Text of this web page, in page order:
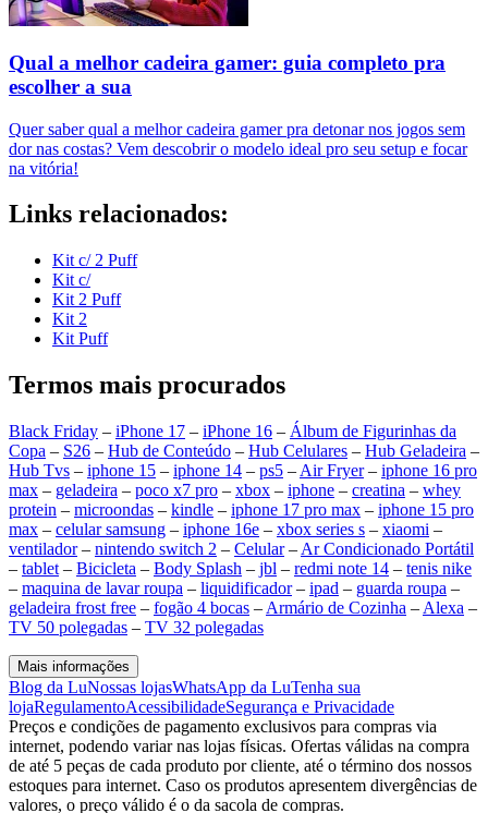
Qual a melhor cadeira gamer: guia completo pra
escolher a sua
Quer saber qual a melhor cadeira gamer pra detonar nos jogos sem
dor nas costas? Vem descobrir o modelo ideal pro seu setup e focar
na vitória!
Links relacionados:
Kit c/ 2 Puff
Kit c/
Kit 2 Puff
Kit 2
Kit Puff
Termos mais procurados
Black Friday – iPhone 17 – iPhone 16 – Álbum de Figurinhas da
Copa – S26 – Hub de Conteúdo – Hub Celulares – Hub Geladeira –
Hub Tvs – iphone 15 – iphone 14 – ps5 – Air Fryer– iphone 16 pro
max – geladeira – poco x7 pro – xbox – iphone – creatina – whey
protein – microondas – kindle – iphone 17 pro max – iphone 15 pro
max – celular samsung – iphone 16e – xbox series s – xiaomi –
ventilador– nintendo switch 2 – Celular– Ar Condicionado Portátil
– tablet – Bicicleta – Body Splash – jbl – redmi note 14 – tenis nike
– maquina de lavar roupa – liquidificador– ipad – guarda roupa –
geladeira frost free – fogão 4 bocas – Armário de Cozinha – Alexa –
TV 50 polegadas – TV 32 polegadas
Mais informações
Blog da LuNossas lojasWhatsApp da LuTenha sua
lojaRegulamentoAcessibilidadeSegurança e Privacidade
Preços e condições de pagamento exclusivos para compras via
internet, podendo variar nas lojas físicas. Ofertas válidas na compra
de até 5 peças de cada produto por cliente, até o término dos nossos
estoques para internet. Caso os produtos apresentem divergências de
valores, o preço válido é o da sacola de compras.